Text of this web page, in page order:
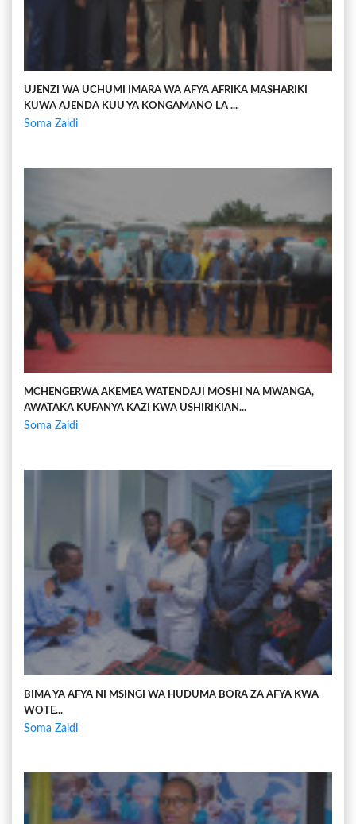
UJENZI WA UCHUMI IMARA WA AFYA AFRIKA MASHARIKI
KUWA AJENDA KUU YA KONGAMANO LA ...
Soma Zaidi
MCHENGERWA AKEMEA WATENDAJI MOSHI NA MWANGA,
AWATAKA KUFANYA KAZI KWA USHIRIKIAN...
Soma Zaidi
BIMA YA AFYA NI MSINGI WA HUDUMA BORA ZA AFYA KWA
WOTE...
Soma Zaidi